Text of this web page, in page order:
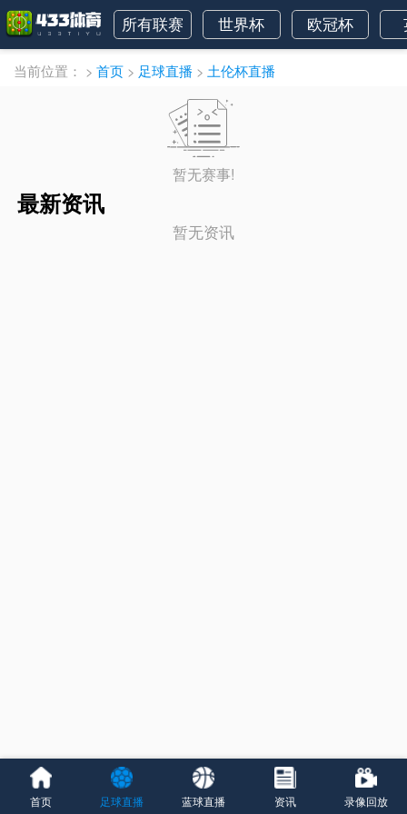
所有联赛 世界杯 欧冠杯
当前位置： > 首页 > 足球直播 > 土伦杯直播
暂无赛事!
最新资讯
暂无资讯
首页 足球直播 蓝球直播 资讯 录像回放